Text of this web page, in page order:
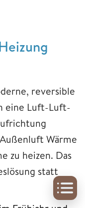
reversible
eine Luft-Luft-
Wärme
zu heizen. Das
statt